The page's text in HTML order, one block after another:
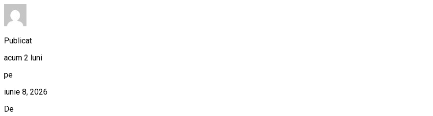
Publicat
acum 2 luni
pe
iunie 8, 2026
De